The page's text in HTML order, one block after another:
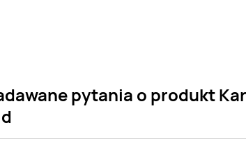
pytania o produkt